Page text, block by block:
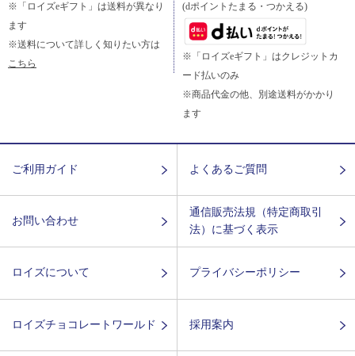
※「ロイズeギフト」は送料が異なり
ます
※送料について詳しく知りたい方は
こちら
(dポイントたまる・つかえる)
※「ロイズeギフト」はクレジットカ
ード払いのみ
※商品代金の他、別途送料がかかり
ます
ご利用ガイド よくあるご質問
お問い合わせ
通信販売法規（特定商取引
法）に基づく表示
ロイズについて プライバシーポリシー
ロイズチョコレートワールド 採用案内